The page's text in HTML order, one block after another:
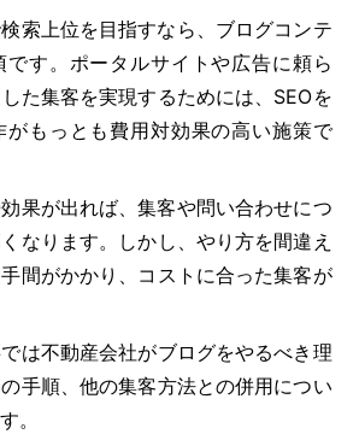
検索上位を目指すなら、ブログコンテ
です。ポータルサイトや広告に頼ら
た集客を実現するためには、SEOを
がもっとも費用対効果の高い施策で
果が出れば、集客や問い合わせにつ
なります。しかし、やり方を間違え
間がかかり、コストに合った集客が
は不動産会社がブログをやるべき理
手順、他の集客方法との併用につい
。